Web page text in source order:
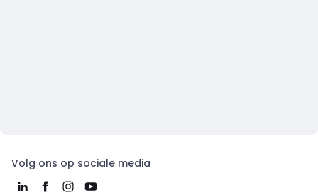
Volg ons op sociale media